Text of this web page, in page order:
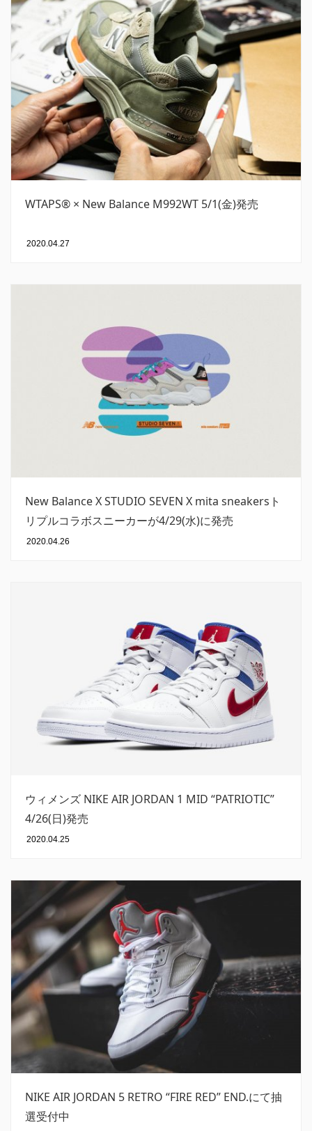
WTAPS®︎ × New Balance M992WT 5/1(金)発売
2020.04.27
New Balance X STUDIO SEVEN X mita sneakersト
リプルコラボスニーカーが4/29(水)に発売
2020.04.26
ウィメンズ NIKE AIR JORDAN 1 MID “PATRIOTIC”
4/26(日)発売
2020.04.25
NIKE AIR JORDAN 5 RETRO “FIRE RED” END.にて抽
選受付中